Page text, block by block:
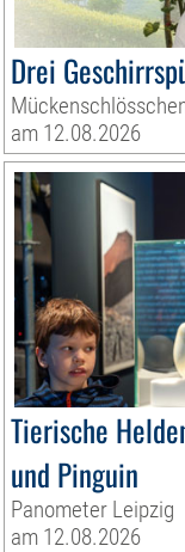
Drei
am 12.08.2026
Tierische
und Pinguin
Panometer Leipzig
am 12.08.2026